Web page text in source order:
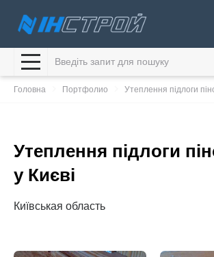
Головна Портфолио Утеплення підлоги
Утеплення підлоги
у Києві
Київськая область